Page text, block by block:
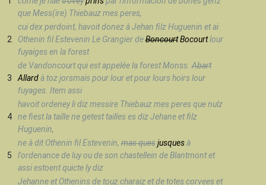
que Mess(ire) Thiebauz mes peres,
2
cui dex perdoint, havoit donez à Jehan filz Huguenin et ai
Othenin fil Estevenin Le Grangier deBoncourtBocourtlour
fuyaiges en la forest
3
de Vandoncourt qui est appelée la forest Monss.Abart
Allardà toz jorsmais pour lour et pour lours hoirs lour
fuyages. Item assi
4
havoit ordeney li diz messire Thiebauz mes peres que nulz
ne fiest la taille ne getest tailles es diz Jehane et filz
Huguenin,
5
ne à dit Othenin fil Estevenin,mas ques jusquesà
l'ordenance de luy ou de son chastellein de Blantmont et
assi estoent quicte ly diz
Jehanne et Othenins de touz charaiz et de totes corvees et